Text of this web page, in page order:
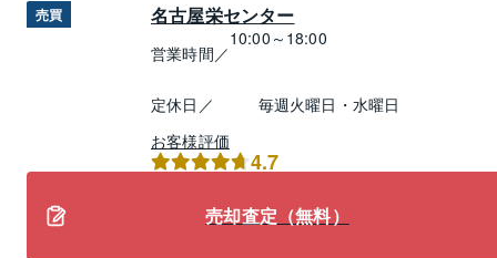
売買 名古屋栄センター
営業時間／
10:00～18:00
定休日／
毎週火曜日・水曜日
お客様評価
4.7
売却査定（無料）